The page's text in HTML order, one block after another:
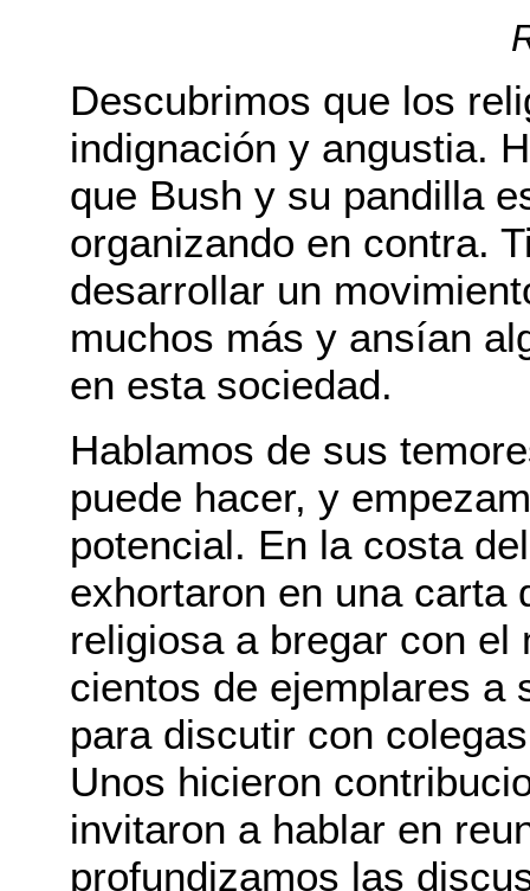
Descubrimos que los
indignación y angustia.
que Bush y su pandilla
organizando en contra.
desarrollar un
muchos más y ansían
en esta sociedad.
Hablamos de sus
puede hacer, y
potencial. En la costa
exhortaron en una carta
religiosa a bregar con
cientos de ejemplares a
para discutir con
Unos hicieron
invitaron a hablar en
profundizamos las